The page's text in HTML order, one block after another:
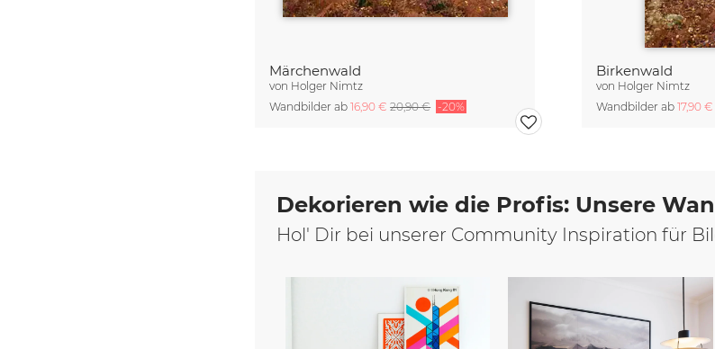
Märchenwald
von Holger Nimtz
Wandbilder ab16,90 €20,90 € -20%
Birkenwald
von Holger Nimtz
Wandbilder ab17,90
Dekorieren wie die Profis: Unsere
Hol' Dir bei unserer Community Inspiration für